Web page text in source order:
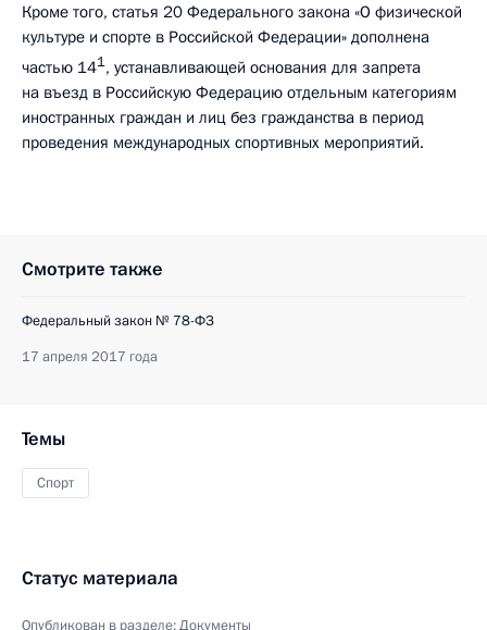
Кроме того, статья 20 Федерального закона «О физической
культуре и спорте в Российской Федерации» дополнена
частью 141, устанавливающей основания для запрета
на въезд в Российскую Федерацию отдельным категориям
иностранных граждан и лиц без гражданства в период
проведения международных спортивных мероприятий.
Смотрите также
Федеральный закон № 78-ФЗ
17 апреля 2017 года
Темы
Спорт
Статус материала
Опубликован в разделе:Документы